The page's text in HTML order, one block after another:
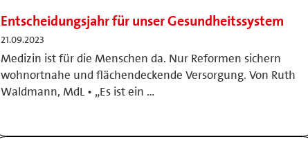
Entscheidungsjahr für unser Gesundheitssystem
21.09.2023
Medizin ist für die Menschen da. Nur Reformen sichern
wohnortnahe und flächendeckende Versorgung. Von Ruth
Waldmann, MdL • „Es ist ein …